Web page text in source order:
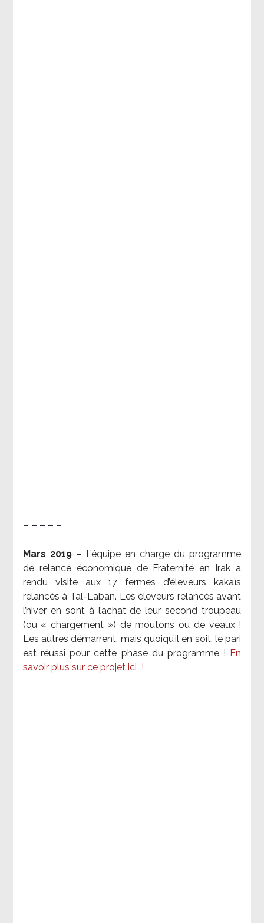
– – – – –
Mars 2019 – L’équipe en charge du programme
de relance économique de Fraternité en Irak a
rendu visite aux 17 fermes d’éleveurs kakaïs
relancés à Tal-Laban. Les éleveurs relancés avant
l’hiver en sont à l’achat de leur second troupeau
(ou « chargement ») de moutons ou de veaux !
Les autres démarrent, mais quoiqu’il en soit, le pari
est réussi pour cette phase du programme ! En
savoir plus sur ce projet ici !